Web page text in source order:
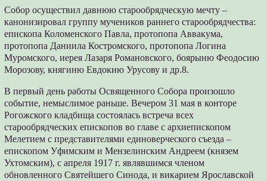
Собор осуществил давнюю старообрядческую мечту –
канонизировал группу мучеников раннего старообрядчества:
епископа Коломенского Павла, протопопа Аввакума,
протопопа Даниила Костромского, протопопа Логина
Муромского, иерея Лазаря Романовского, боярыню Феодосию
Морозову, княгиню Евдокию Урусову и др.8.
В первый день работы Освященного Собора произошло
событие, немыслимое раньше. Вечером 31 мая в конторе
Рогожского кладбища состоялась встреча всех
старообрядческих епископов во главе с архиепископом
Мелетием с представителями единоверческого съезда –
епископом Уфимским и Мензелинским Андреем (князем
Ухтомским), с апреля 1917 г. являвшимся членом
обновленного Святейшего Синода, и викарием Ярославской